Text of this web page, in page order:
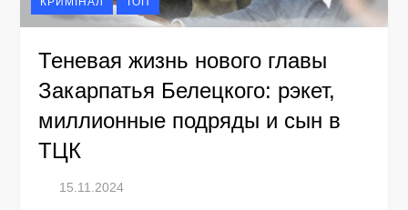
Теневая жизнь нового главы
Закарпатья Белецкого: рэкет,
миллионные подряды и сын в
ТЦК